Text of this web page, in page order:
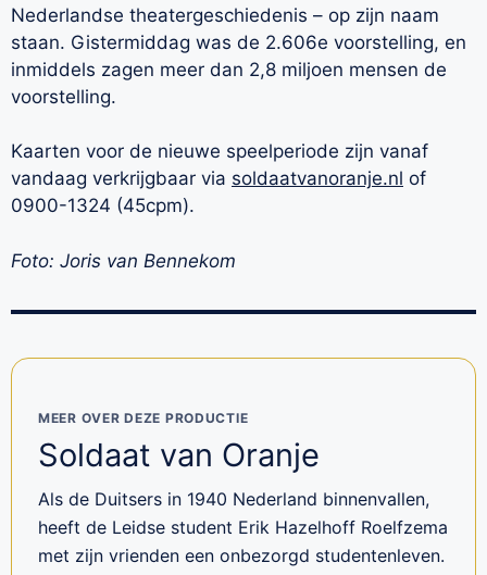
Nederlandse theatergeschiedenis – op zijn naam
staan. Gistermiddag was de 2.606e voorstelling, en
inmiddels zagen meer dan 2,8 miljoen mensen de
voorstelling.
Kaarten voor de nieuwe speelperiode zijn vanaf
vandaag verkrijgbaar via soldaatvanoranje.nl of
0900-1324 (45cpm).
Foto: Joris van Bennekom
MEER OVER DEZE PRODUCTIE
Soldaat van Oranje
Als de Duitsers in 1940 Nederland binnenvallen,
heeft de Leidse student Erik Hazelhoff Roelfzema
met zijn vrienden een onbezorgd studentenleven.